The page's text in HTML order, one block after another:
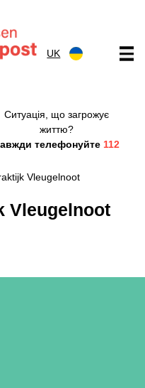
UK
Ситуація, що загрожує
життю?
телефонуйте 112
Vleugelnoot
Vleugelnoot